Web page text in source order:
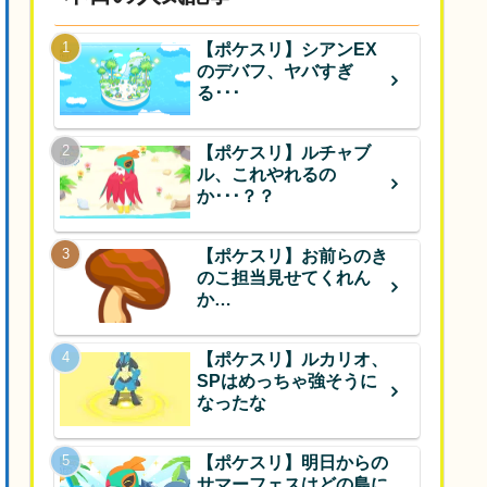
【ポケスリ】シアンEX
のデバフ、ヤバすぎ
る･･･
【ポケスリ】ルチャブ
ル、これやれるの
か･･･？？
【ポケスリ】お前らのき
のこ担当見せてくれん
か…
【ポケスリ】ルカリオ、
SPはめっちゃ強そうに
なったな
【ポケスリ】明日からの